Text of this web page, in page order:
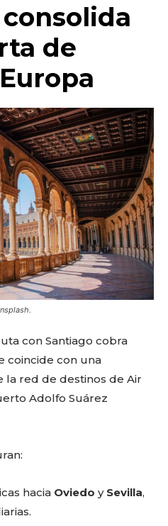
de
con Santiago cobra
coincide con una
la red de destinos de Air
Adolfo Suárez
hacia Oviedo y Sevilla,